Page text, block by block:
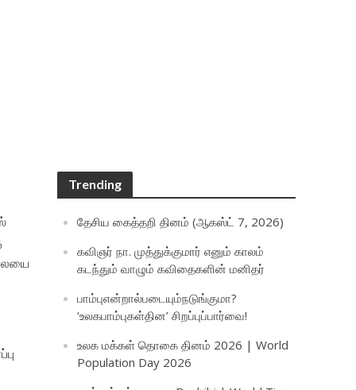
Trending
தேசிய கைத்தறி தினம் (ஆகஸ்ட் 7, 2026)
கவிஞர் நா. முத்துக்குமார் எனும் காலம்
கடந்தும் வாழும் கவிதைகளின் மனிதர்
பாம்புஎன்றால்படையும்நடுங்குமா?
‘உலகபாம்புகள்தின’ சிறப்புப்பார்வை!
உலக மக்கள் தொகை தினம் 2026 | World
Population Day 2026